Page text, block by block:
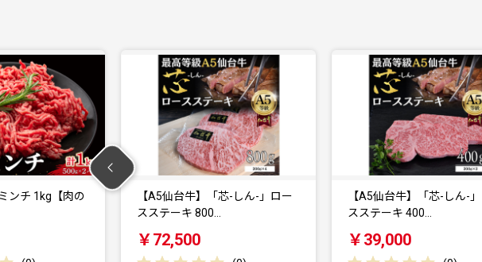
仙台牛】「芯-しん-」ロー
【A5仙台牛】「芯-しん-」ロー
スステーキ 400…
￥39,000
【A5仙台牛
スステーキ
￥22,000